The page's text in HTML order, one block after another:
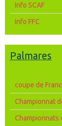
Info SCAF
Info FFC
Palmares
coupe de
Championnat
Championnats